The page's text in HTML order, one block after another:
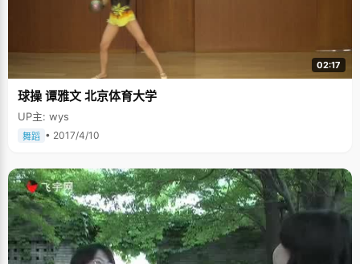
02:17
球操 谭雅文 北京体育大学
UP主: wys
舞蹈 • 2017/4/10